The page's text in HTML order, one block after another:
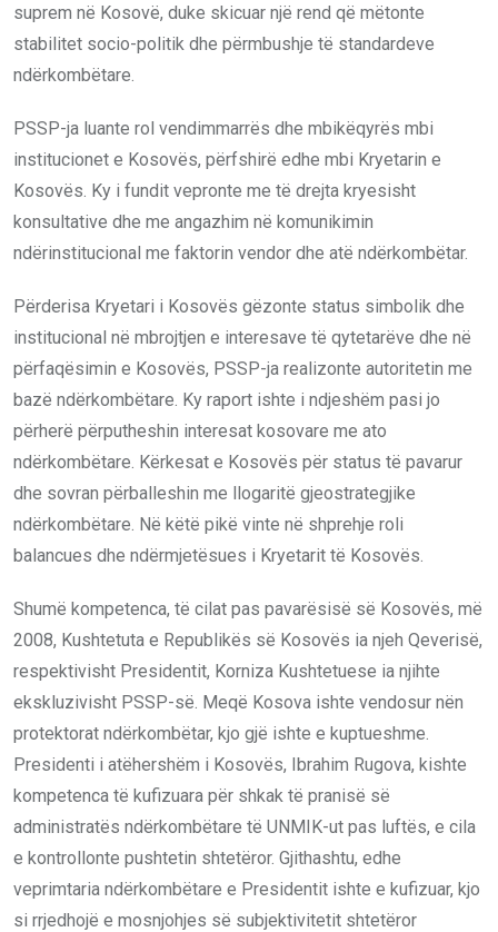
suprem në Kosovë, duke skicuar një rend që mëtonte
stabilitet socio-politik dhe përmbushje të standardeve
ndërkombëtare.
PSSP-ja luante rol vendimmarrës dhe mbikëqyrës mbi
institucionet e Kosovës, përfshirë edhe mbi Kryetarin e
Kosovës. Ky i fundit vepronte me të drejta kryesisht
konsultative dhe me angazhim në komunikimin
ndërinstitucional me faktorin vendor dhe atë ndërkombëtar.
Përderisa Kryetari i Kosovës gëzonte status simbolik dhe
institucional në mbrojtjen e interesave të qytetarëve dhe në
përfaqësimin e Kosovës, PSSP-ja realizonte autoritetin me
bazë ndërkombëtare. Ky raport ishte i ndjeshëm pasi jo
përherë përputheshin interesat kosovare me ato
ndërkombëtare. Kërkesat e Kosovës për status të pavarur
dhe sovran përballeshin me llogaritë gjeostrategjike
ndërkombëtare. Në këtë pikë vinte në shprehje roli
balancues dhe ndërmjetësues i Kryetarit të Kosovës.
Shumë kompetenca, të cilat pas pavarësisë së Kosovës, më
2008, Kushtetuta e Republikës së Kosovës ia njeh Qeverisë,
respektivisht Presidentit, Korniza Kushtetuese ia njihte
ekskluzivisht PSSP-së. Meqë Kosova ishte vendosur nën
protektorat ndërkombëtar, kjo gjë ishte e kuptueshme.
Presidenti i atëhershëm i Kosovës, Ibrahim Rugova, kishte
kompetenca të kufizuara për shkak të pranisë së
administratës ndërkombëtare të UNMIK-ut pas luftës, e cila
e kontrollonte pushtetin shtetëror. Gjithashtu, edhe
veprimtaria ndërkombëtare e Presidentit ishte e kufizuar, kjo
si rrjedhojë e mosnjohjes së subjektivitetit shtetëror